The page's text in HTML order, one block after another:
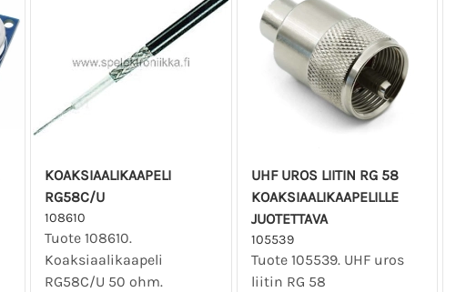
KOAKSIAALIKAAPELI
RG58C/U
108610
Tuote 108610.
Koaksiaalikaapeli
RG58C/U 50 ohm.
UHF UROS LIITIN RG 58
KOAKSIAALIKAAPELILLE
JUOTETTAVA
105539
Tuote 105539. UHF uros
liitin RG 58